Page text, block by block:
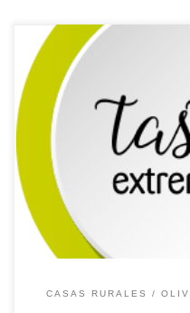
Licencia: TR-BA-00007
rural
Comarca turística:
Dirección: Finca Dehesa
✉Correo Electrónico:
Teléfono: Teléfono: 0
CASAS RURALES